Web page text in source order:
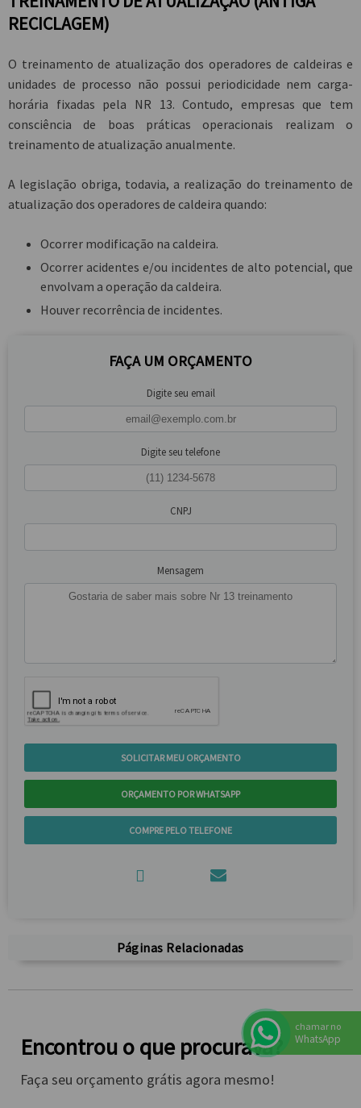
RECICLAGEM)
O treinamento de atualização dos operadores de caldeiras e
unidades de processo não possui periodicidade nem carga-
horária fixadas pela NR 13. Contudo, empresas que tem
consciência de boas práticas operacionais realizam o
treinamento de atualização anualmente.
A legislação obriga, todavia, a realização do treinamento de
atualização dos operadores de caldeira quando:
Ocorrer modificação na caldeira.
Ocorrer acidentes e/ou incidentes de alto potencial, que
envolvam a operação da caldeira.
Houver recorrência de incidentes.
FAÇA UM ORÇAMENTO
Digite seu email
Digite seu telefone
CNPJ
Mensagem
SOLICITAR MEU ORÇAMENTO
ORÇAMENTO POR WHATSAPP
COMPRE PELO TELEFONE
Páginas Relacionadas
Encontrou o que procurava?
Faça seu orçamento grátis agora mesmo!
chamar no
WhatsApp